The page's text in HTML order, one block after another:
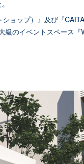
ョップ）』及び『
のイベントスペース